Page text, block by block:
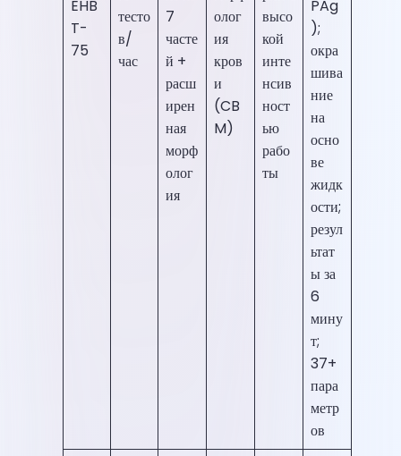
EHB
T-
75
тесто
в/
час
7
часте
й +
расш
ирен
ная
морф
олог
ия
олог
ия
кров
и
(CB
M)
высо
кой
инте
нсив
ност
ью
рабо
ты
PAg
);
окра
шива
ние
на
осно
ве
жидк
ости;
резул
ьтат
ы за
6
мину
т;
37+
пара
метр
ов